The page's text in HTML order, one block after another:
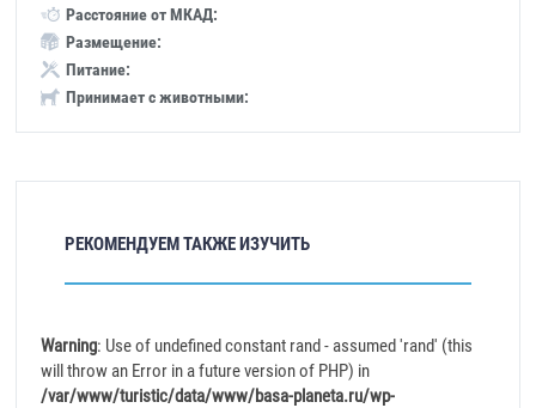
Расстояние от МКАД:
Размещение:
Питание:
Принимает с животными:
РЕКОМЕНДУЕМ ТАКЖЕ ИЗУЧИТЬ
Warning: Use of undefined constant rand - assumed 'rand' (this
will throw an Error in a future version of PHP) in
/var/www/turistic/data/www/basa-planeta.ru/wp-